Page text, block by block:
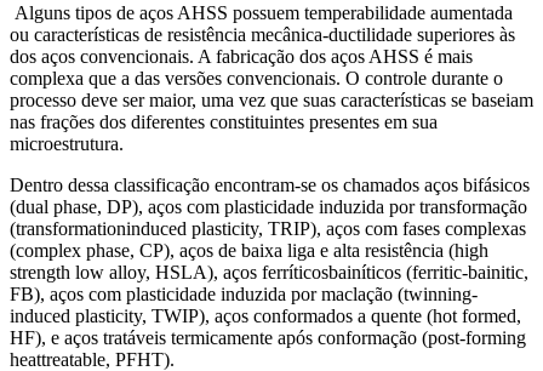
Alguns tipos de aços AHSS possuem temperabilidade aumentada
ou características de resistência mecânica-ductilidade superiores às
dos aços convencionais. A fabricação dos aços AHSS é mais
complexa que a das versões convencionais. O controle durante o
processo deve ser maior, uma vez que suas características se baseiam
nas frações dos diferentes constituintes presentes em sua
microestrutura.
Dentro dessa classificação encontram-se os chamados aços bifásicos
(dual phase, DP), aços com plasticidade induzida por transformação
(transformationinduced plasticity, TRIP), aços com fases complexas
(complex phase, CP), aços de baixa liga e alta resistência (high
strength low alloy, HSLA), aços ferríticosbainíticos (ferritic-bainitic,
FB), aços com plasticidade induzida por maclação (twinning-
induced plasticity, TWIP), aços conformados a quente (hot formed,
HF), e aços tratáveis termicamente após conformação (post-forming
heattreatable, PFHT).